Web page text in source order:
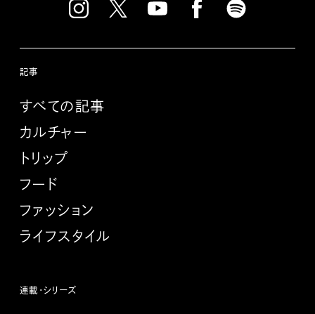
記事
すべての記事
カルチャー
トリップ
フード
ファッション
ライフスタイル
連載・シリーズ